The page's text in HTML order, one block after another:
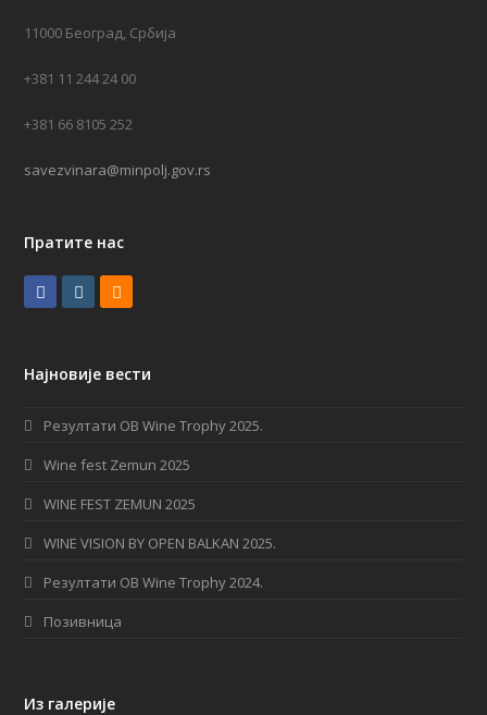
11000 Београд, Србија
+381 11 244 24 00
+381 66 8105 252
savezvinara@minpolj.gov.rs
Пратите нас
e
b
t
a
g
m
Најновије вести
Резултати OB Wine Trophy 2025.
Wine fest Zemun 2025
WINE FEST ZEMUN 2025
WINE VISION BY OPEN BALKAN 2025.
Резултати OB Wine Trophy 2024.
Позивница
Из галерије